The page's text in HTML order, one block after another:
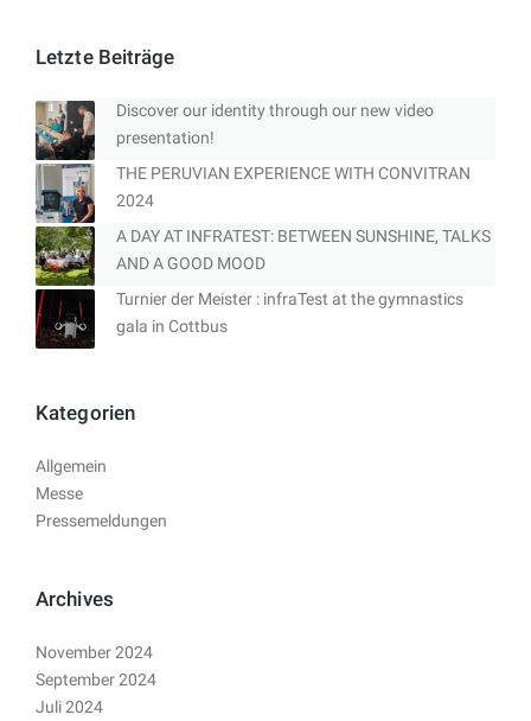
Letzte Beiträge
Discover our identity through our new video
presentation!
THE PERUVIAN EXPERIENCE WITH CONVITRAN
2024
A DAY AT INFRATEST: BETWEEN SUNSHINE, TALKS
AND A GOOD MOOD
Turnier der Meister : infraTest at the gymnastics
gala in Cottbus
Kategorien
Allgemein
Messe
Pressemeldungen
Archives
November 2024
September 2024
Juli 2024